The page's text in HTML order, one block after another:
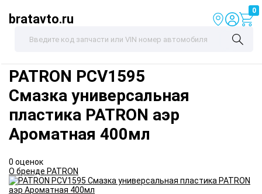
bratavto.ru
0
PATRON PCV1595
Смазка универсальная
пластика PATRON аэр
Ароматная 400мл
0 оценок
О бренде PATRON